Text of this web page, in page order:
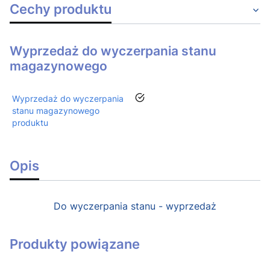
Cechy produktu
Wyprzedaż do wyczerpania stanu
magazynowego
Wyprzedaż do wyczerpania
stanu magazynowego
produktu
tak
Opis
Do wyczerpania stanu - wyprzedaż
Produkty powiązane